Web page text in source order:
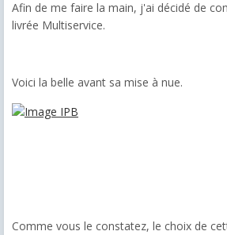
Afin de me faire la main, j'ai décidé de
livrée Multiservice.
Voici la belle avant sa mise à nue.
Comme vous le constatez, le choix de